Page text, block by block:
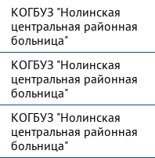
КОГБУЗ "Нолинская
центральная районная
больница"
КОГБУЗ "Нолинская
центральная районная
больница"
КОГБУЗ "Нолинская
центральная районная
больница"